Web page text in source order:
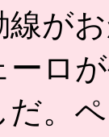
が
ロ
だ。